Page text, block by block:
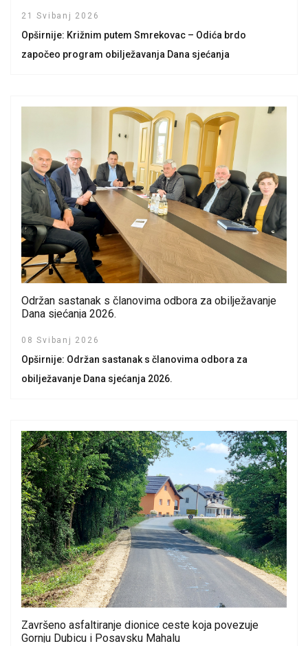
21 Svibanj 2026
Opširnije: Križnim putem Smrekovac – Odića brdo
započeo program obilježavanja Dana sjećanja
Održan sastanak s članovima odbora za obilježavanje
Dana sjećanja 2026.
08 Svibanj 2026
Opširnije: Održan sastanak s članovima odbora za
obilježavanje Dana sjećanja 2026.
Završeno asfaltiranje dionice ceste koja povezuje
Gornju Dubicu i Posavsku Mahalu